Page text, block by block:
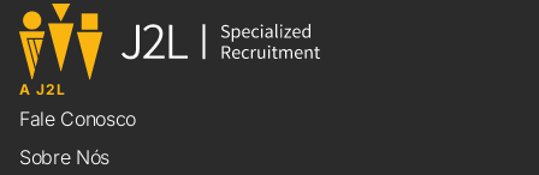
A J2L
Fale Conosco
Sobre Nós